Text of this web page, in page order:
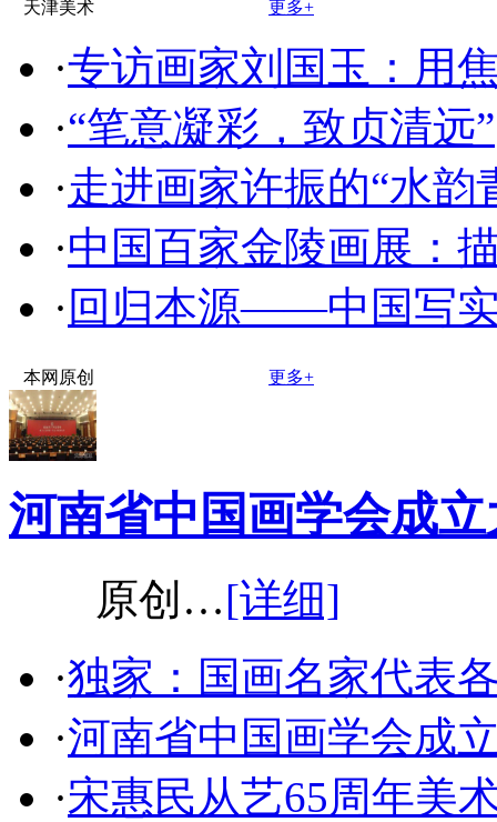
天津美术 更多+
·专访画家刘国玉：用
·“笔意凝彩，致贞清远”
·走进画家许振的“水韵
·中国百家金陵画展：
· 回归本源——中国写
本网原创 更多+
河南省中国画学会成
原创…[详细]
·独家：国画名家代表
·河南省中国画学会成
·宋惠民从艺65周年美